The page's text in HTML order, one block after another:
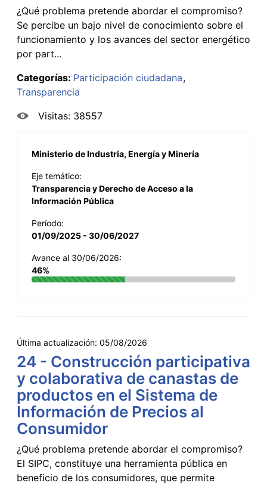
¿Qué problema pretende abordar el compromiso?
Se percibe un bajo nivel de conocimiento sobre el
funcionamiento y los avances del sector energético
por part...
Categorías: Participación ciudadana
Transparencia
Visitas: 38557
Ministerio de Industria, Energía y Minería
Eje temático:
Transparencia y Derecho de Acceso a la
Información Pública
Período:
01/09/2025 - 30/06/2027
Avance al 30/06/2026:
46%
Última actualización: 05/08/2026
24 - Construcción participativa
y colaborativa de canastas de
productos en el Sistema de
Información de Precios al
Consumidor
¿Qué problema pretende abordar el compromiso?
El SIPC, constituye una herramienta pública en
beneficio de los consumidores, que permite